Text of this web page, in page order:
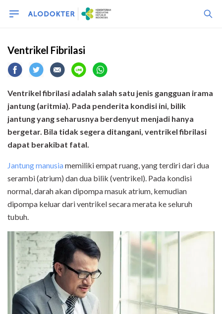
Ventrikel Fibrilasi
Ventrikel fibrilasi adalah salah satu jenis gangguan irama
jantung (aritmia). Pada penderita kondisi ini, bilik
jantung yang seharusnya berdenyut menjadi hanya
bergetar. Bila tidak segera ditangani, ventrikel fibrilasi
dapat berakibat fatal.
Jantung manusiamemiliki empat ruang, yang terdiri dari dua
serambi (atrium) dan dua bilik (ventrikel). Pada kondisi
normal, darah akan dipompa masuk atrium, kemudian
dipompa keluar dari ventrikel secara merata ke seluruh
tubuh.